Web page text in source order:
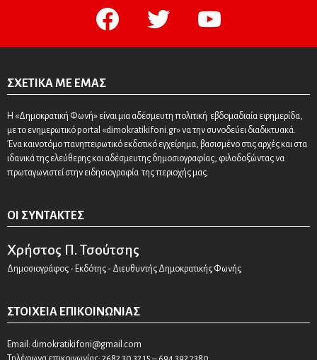
facebook twitter youtube
ΣΧΕΤΙΚΆ ΜΕ ΕΜΆΣ
Η «Δημοκρατική Φωνή» είναι μια αδέσμευτη πολιτική εβδομαδιαία εφημερίδα,
με το ενημερωτικό portal «dimokratikifoni.gr» να την συνοδεύει διαδικτυακά.
Ένα καινοτόμο πανηπειρωτικό εκδοτικό εγχείρημα, βασισμένο στις αρχές και στα
ιδανικά της ελεύθερης και αδέσμευτης δημοσιογραφίας, φιλοδοξώντας να
πρωταγωνιστεί στην ειδησιογραφία της περιοχής μας.
ΟΙ ΣΥΝΤΆΚΤΕΣ
Χρήστος Π. Τσούτσης
Δημοσιογράφος - Εκδότης - Διευθυντής Δημοκρατικής Φωνής
ΣΤΟΙΧΕΊΑ ΕΠΙΚΟΙΝΩΝΊΑΣ
Email: dimokratikifoni@gmail.com